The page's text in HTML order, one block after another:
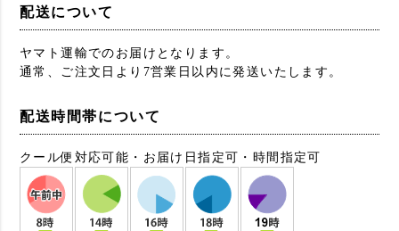
配送について
ヤマト運輸でのお届けとなります。
通常、ご注文日より7営業日以内に発送いたします。
配送時間帯について
クール便対応可能・お届け日指定可・時間指定可